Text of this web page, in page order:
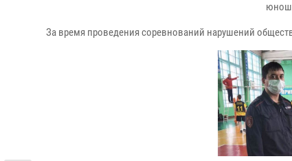
За время проведения соревнований нарушений